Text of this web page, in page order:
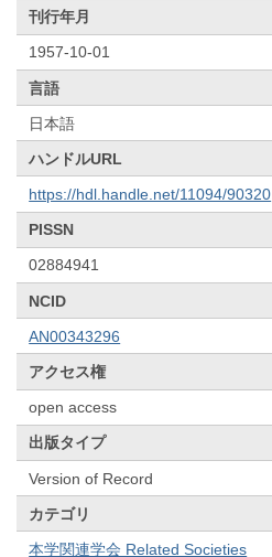
刊行年月
1957-10-01
言語
日本語
ハンドルURL
https://hdl.handle.net/11094/90320
PISSN
02884941
NCID
AN00343296
アクセス権
open access
出版タイプ
Version of Record
カテゴリ
本学関連学会 Related Societies